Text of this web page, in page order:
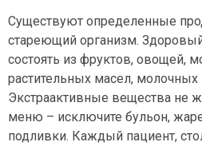
Существуют определенные
стареющий организм.
состоять из фруктов, овощей,
растительных масел, молочных
Экстраактивные вещества не
меню – исключите бульон,
подливки. Каждый пациент,